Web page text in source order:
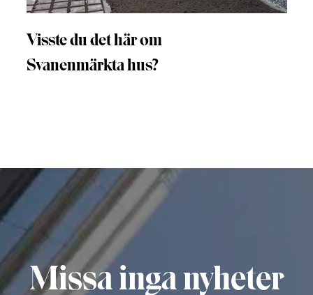
Visste du det här om
Svanenmärkta hus?
Missa inga nyheter